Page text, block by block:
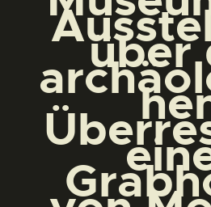
über
DIGITALE
DEUTSCH
DAS MUSEUM